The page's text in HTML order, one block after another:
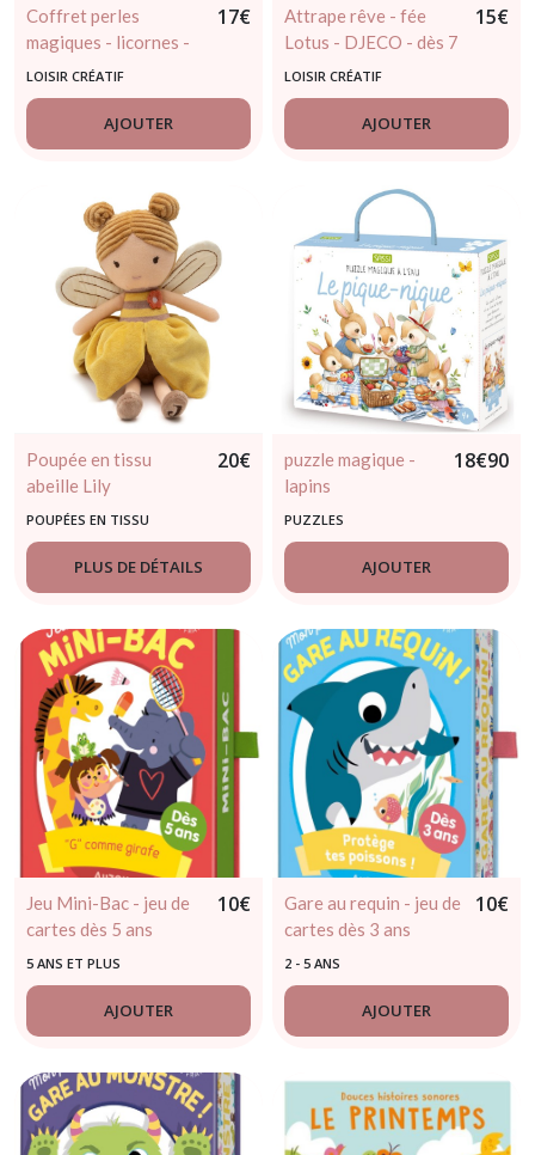
Coffret perles
magiques - licornes -
djeco - 6 / 10 ans
17€
LOISIR CRÉATIF
AJOUTER
Attrape rêve - fée
Lotus - DJECO - dès 7
ans
15€
LOISIR CRÉATIF
AJOUTER
Poupée en tissu
abeille Lily
20€
POUPÉES EN TISSU
PLUS DE DÉTAILS
puzzle magique -
lapins
18€90
PUZZLES
AJOUTER
Jeu Mini-Bac - jeu de
cartes dès 5 ans
10€
5 ANS ET PLUS
AJOUTER
Gare au requin - jeu de
cartes dès 3 ans
10€
2 - 5 ANS
AJOUTER